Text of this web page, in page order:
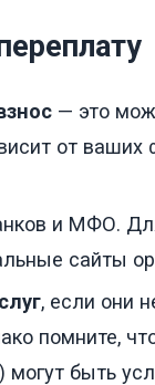
— это
от ваших
и МФО.
сайты
, если они
помните,
быть